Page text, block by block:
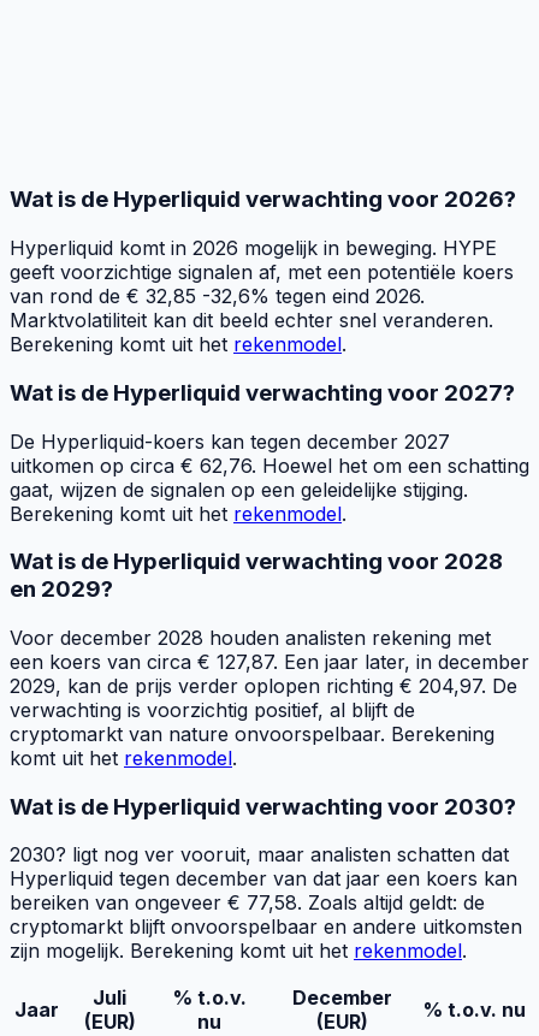
Wat is de Hyperliquid verwachting voor 2026?
Hyperliquid komt in 2026 mogelijk in beweging. HYPE
geeft voorzichtige signalen af, met een potentiële koers
van rond de € 32,85 -32,6% tegen eind 2026.
Marktvolatiliteit kan dit beeld echter snel veranderen.
Berekening komt uit het rekenmodel.
Wat is de Hyperliquid verwachting voor 2027?
De Hyperliquid-koers kan tegen december 2027
uitkomen op circa € 62,76. Hoewel het om een schatting
gaat, wijzen de signalen op een geleidelijke stijging.
Berekening komt uit het rekenmodel.
Wat is de Hyperliquid verwachting voor 2028
en 2029?
Voor december 2028 houden analisten rekening met
een koers van circa € 127,87. Een jaar later, in december
2029, kan de prijs verder oplopen richting € 204,97. De
verwachting is voorzichtig positief, al blijft de
cryptomarkt van nature onvoorspelbaar. Berekening
komt uit het rekenmodel.
Wat is de Hyperliquid verwachting voor 2030?
2030? ligt nog ver vooruit, maar analisten schatten dat
Hyperliquid tegen december van dat jaar een koers kan
bereiken van ongeveer € 77,58. Zoals altijd geldt: de
cryptomarkt blijft onvoorspelbaar en andere uitkomsten
zijn mogelijk. Berekening komt uit het rekenmodel.
Jaar
Juli
(EUR)
% t.o.v.
nu
December
(EUR)
% t.o.v. nu